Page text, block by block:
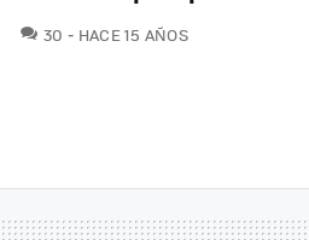
30 COMENTARIOS
HACE 15 AÑOS